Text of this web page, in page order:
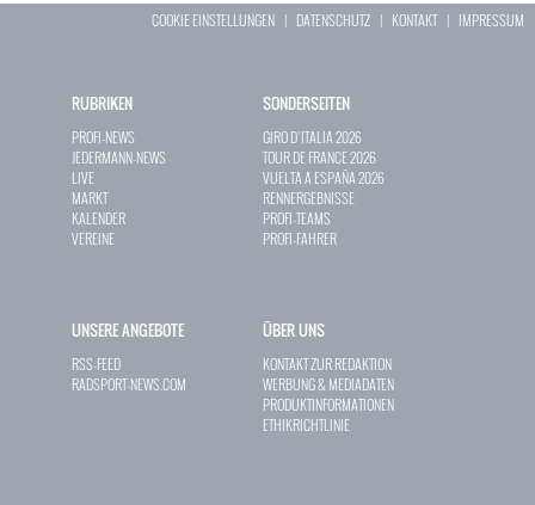
COOKIE EINSTELLUNGEN | DATENSCHUTZ | KONTAKT| IMPRESSUM
RUBRIKEN
PROFI-NEWS
JEDERMANN-NEWS
LIVE
MARKT
KALENDER
VEREINE
SONDERSEITEN
GIRO D`ITALIA 2026
TOUR DE FRANCE 2026
VUELTA A ESPAÑA 2026
RENNERGEBNISSE
PROFI-TEAMS
PROFI-FAHRER
UNSERE ANGEBOTE
RSS-FEED
RADSPORT-NEWS.COM
ÜBER UNS
KONTAKT ZUR REDAKTION
WERBUNG & MEDIADATEN
PRODUKTINFORMATIONEN
ETHIKRICHTLINIE